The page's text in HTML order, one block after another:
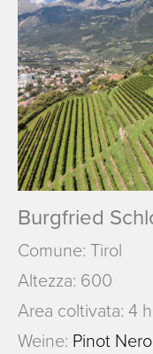
Burgfried
Comune: Tirol
Altezza: 600
Area coltivata: 4
Weine: Pinot Nero